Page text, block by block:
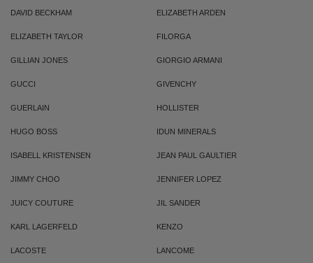
DAVID BECKHAM ELIZABETH ARDEN
ELIZABETH TAYLOR FILORGA
GILLIAN JONES GIORGIO ARMANI
GUCCI GIVENCHY
GUERLAIN HOLLISTER
HUGO BOSS IDUN MINERALS
ISABELL KRISTENSEN JEAN PAUL GAULTIER
JIMMY CHOO JENNIFER LOPEZ
JUICY COUTURE JIL SANDER
KARL LAGERFELD KENZO
LACOSTE LANCOME